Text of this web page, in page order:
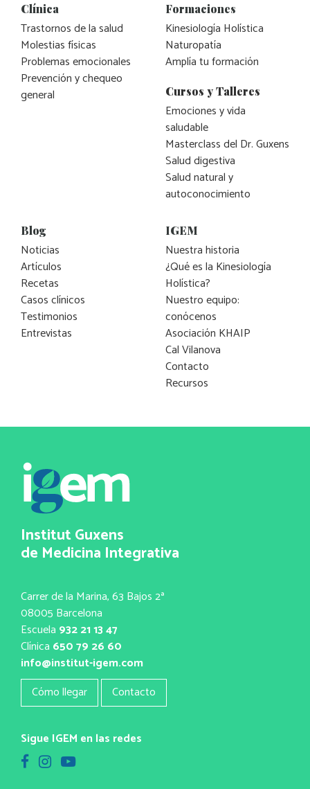
Clínica
Trastornos de la salud
Molestias físicas
Problemas emocionales
Prevención y chequeo
general
Formaciones
Kinesiología Holística
Naturopatía
Amplía tu formación
Cursos y Talleres
Emociones y vida
saludable
Masterclass del Dr. Guxens
Salud digestiva
Salud natural y
autoconocimiento
Blog
Noticias
Artículos
Recetas
Casos clínicos
Testimonios
Entrevistas
IGEM
Nuestra historia
¿Qué es la Kinesiología
Holística?
Nuestro equipo:
conócenos
Asociación KHAIP
Cal Vilanova
Contacto
Recursos
Institut Guxens
de Medicina Integrativa
Carrer de la Marina, 63 Bajos 2ª
08005 Barcelona
Escuela 932 21 13 47
Clínica 650 79 26 60
info@institut-igem.com
Cómo llegar
Contacto
Sigue IGEM en las redes